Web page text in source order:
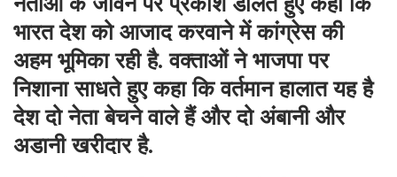
भारत देश को आजाद करवाने में कांग्रेस की
अहम भूमिका रही है. वक्ताओं ने भाजपा पर
निशाना साधते हुए कहा कि वर्तमान हालात यह है
देश दो नेता बेचने वाले हैं और दो अंबानी और
अडानी खरीदार है.